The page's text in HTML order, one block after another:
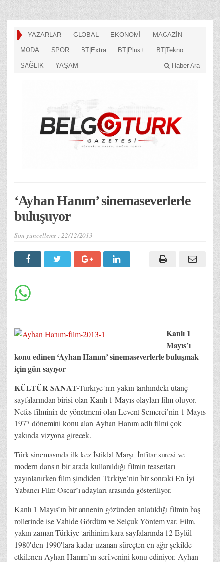
YAZARLAR GLOBAL EKONOMİ MAGAZİN
MODA SPOR BT|Extra BT|Plus+ BT|Tekno
SAĞLIK YAŞAM Haber Ara
‘Ayhan Hanım’ sinemaseverlerle
buluşuyor
Son güncelleme :22/12/2013
Kanlı 1
Mayıs’ı
konu edinen ‘Ayhan Hanım’ sinemaseverlerle buluşmak
için gün sayıyor
KÜLTÜR SANAT-Türkiye’nin yakın tarihindeki utanç
sayfalarından birisi olan Kanlı 1 Mayıs olayları film oluyor.
Nefes filminin de yönetmeni olan Levent Semerci’nin 1 Mayıs
1977 dönemini konu alan Ayhan Hanım adlı filmi çok
yakında vizyona girecek.
Türk sinemasında ilk kez İstiklal Marşı, İnfitar suresi ve
modern dansın bir arada kullanıldığı filmin teaserları
yayınlanırken film şimdiden Türkiye’nin bir sonraki En İyi
Yabancı Film Oscar’ı adayları arasında gösteriliyor.
Kanlı 1 Mayıs’ın bir annenin gözünden anlatıldığı filmin baş
rollerinde ise Vahide Gördüm ve Selçuk Yöntem var. Film,
yakın zaman Türkiye tarihinim kara sayfalarında 12 Eylül
1980′den 1990′lara kadar uzanan süreçten en ağır şekilde
etkilenen Ayhan Hanım’ın serüvenini konu ediniyor. Ayhan